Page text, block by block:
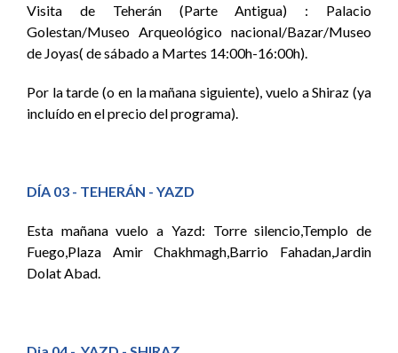
Visita de Teherán (Parte Antigua) : Palacio
Golestan/Museo Arqueológico nacional/Bazar/Museo
de Joyas( de sábado a Martes 14:00h-16:00h).
Por la tarde (o en la mañana siguiente), vuelo a Shiraz (ya
incluído en el precio del programa).
DÍA 03 - TEHERÁN - YAZD
Esta mañana vuelo a Yazd: Torre silencio,Templo de
Fuego,Plaza Amir Chakhmagh,Barrio Fahadan,Jardin
Dolat Abad.